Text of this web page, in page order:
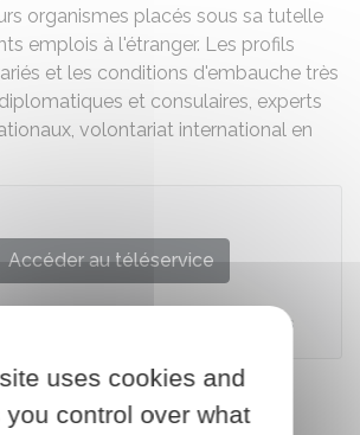
organismes placés sous sa tutelle
emplois à l'étranger. Les profils
et les conditions d'embauche très
et consulaires, experts
volontariat international en
Accéder au téléservice
de l'Europe et des affaires étrangères
uses cookies and
you control over what